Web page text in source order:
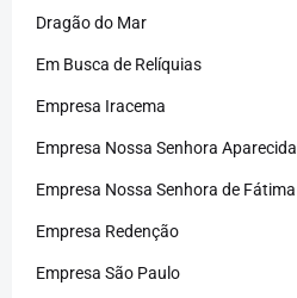
Dragão do Mar
Em Busca de Relíquias
Empresa Iracema
Empresa Nossa Senhora Aparecida
Empresa Nossa Senhora de Fátima
Empresa Redenção
Empresa São Paulo